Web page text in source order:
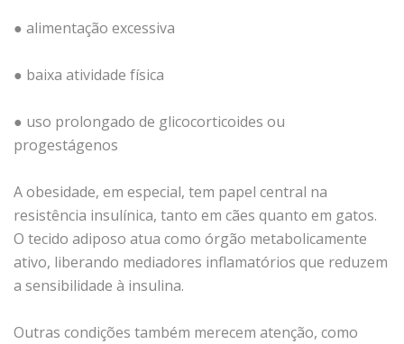
● alimentação excessiva
● baixa atividade física
● uso prolongado de glicocorticoides ou
progestágenos
A obesidade, em especial, tem papel central na
resistência insulínica, tanto em cães quanto em gatos.
O tecido adiposo atua como órgão metabolicamente
ativo, liberando mediadores inflamatórios que reduzem
a sensibilidade à insulina.
Outras condições também merecem atenção, como